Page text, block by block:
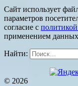
Сайт использует
параметров
согласие с
применением
Найти:
© 2026